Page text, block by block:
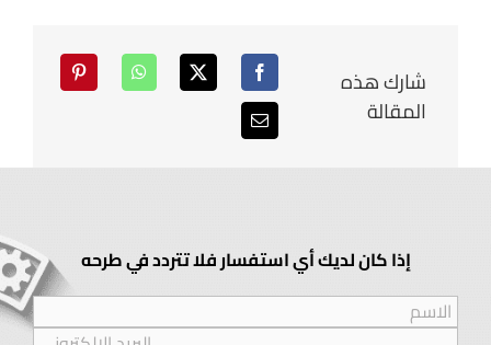
شارك هذه
المقالة
إذا كان لديك أي استفسار فلا تتردد في طرحه